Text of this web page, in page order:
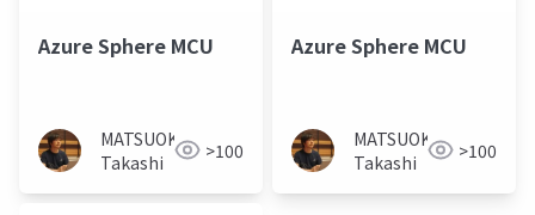
Azure Sphere MCU
MATSUOKA
Takashi
>100
Azure Sphere MCU
MATSUOKA
Takashi
>100